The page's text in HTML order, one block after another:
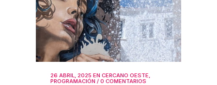
26 ABRIL, 2025 EN CERCANO OESTE
PROGRAMACIÓN / 0 COMENTARIOS